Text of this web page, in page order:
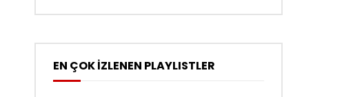
EN ÇOK İZLENEN PLAYLISTLER